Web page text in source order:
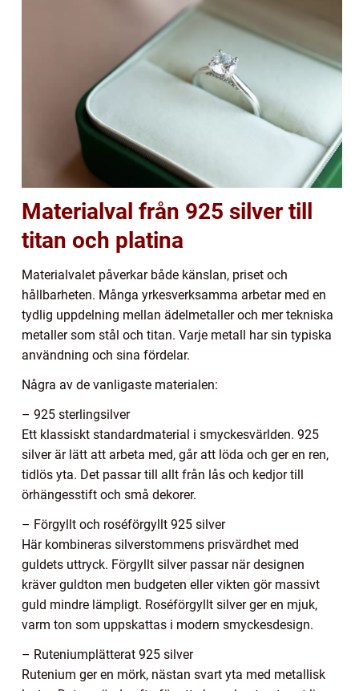
Materialval från 925 silver till
titan och platina
Materialvalet påverkar både känslan, priset och
hållbarheten. Många yrkesverksamma arbetar med en
tydlig uppdelning mellan ädelmetaller och mer tekniska
metaller som stål och titan. Varje metall har sin typiska
användning och sina fördelar.
Några av de vanligaste materialen:
– 925 sterlingsilver
Ett klassiskt standardmaterial i smyckesvärlden. 925
silver är lätt att arbeta med, går att löda och ger en ren,
tidlös yta. Det passar till allt från lås och kedjor till
örhängesstift och små dekorer.
– Förgyllt och roséförgyllt 925 silver
Här kombineras silverstommens prisvärdhet med
guldets uttryck. Förgyllt silver passar när designen
kräver guldton men budgeten eller vikten gör massivt
guld mindre lämpligt. Roséförgyllt silver ger en mjuk,
varm ton som uppskattas i modern smyckesdesign.
– Ruteniumplätterat 925 silver
Rutenium ger en mörk, nästan svart yta med metallisk